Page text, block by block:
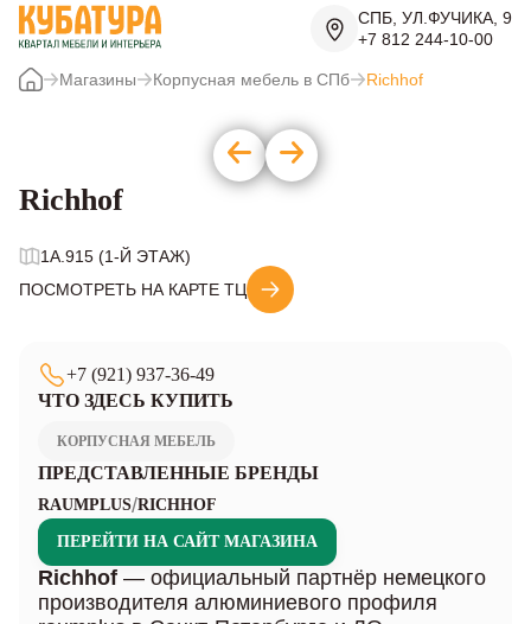
СПБ, УЛ.ФУЧИКА, 9
+7 812 244-10-00
Магазины Корпусная мебель в СПб Richhof
Richhof
1A.915 (1-Й ЭТАЖ)
ПОСМОТРЕТЬ НА КАРТЕ ТЦ
+7 (921) 937-36-49
ЧТО ЗДЕСЬ КУПИТЬ
КОРПУСНАЯ МЕБЕЛЬ
ПРЕДСТАВЛЕННЫЕ БРЕНДЫ
RAUMPLUS/RICHHOF
ПЕРЕЙТИ НА САЙТ МАГАЗИНА
Richhof — официальный партнёр немецкого
производителя алюминиевого профиля